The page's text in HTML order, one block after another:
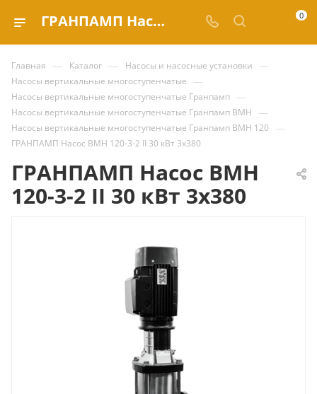
ГРАНПАМП Насос ВМН 120-3-2 II 30 кВт 3х380 купить за | Valve.ru 0
Главная — Каталог — Насосы и насосные установки —
Насосы вертикальные многоступенчатые —
Насосы вертикальные многоступенчатые Гранпамп —
Насосы вертикальные многоступенчатые Гранпамп ВМН —
Насосы вертикальные многоступенчатые Гранпамп ВМН 120 —
ГРАНПАМП Насос ВМН 120-3-2 II 30 кВт 3х380
ГРАНПАМП Насос ВМН
120-3-2 II 30 кВт 3х380